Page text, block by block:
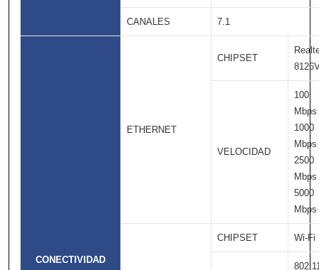
CANALES 7.1
CONECTIVIDAD
ETHERNET
CHIPSET
VELOCIDAD
100
Mbps
1000
Mbps
2500
Mbps
5000
Mbps
CHIPSET Wi-Fi